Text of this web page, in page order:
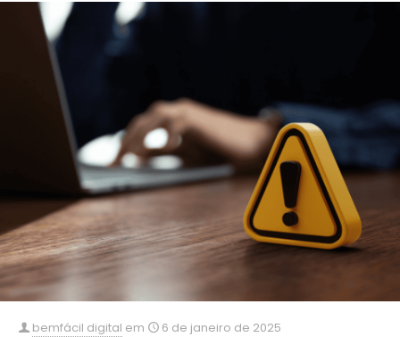
bemfácil digital em
6 de janeiro de 2025